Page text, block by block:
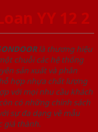
YY 12 2
là thương hiệu
chuỗi các hệ thống
sản xuất và phân
hợp nhựa chất lượng
với mọi nhu cầu khách
có những chính sách
sự đa dạng về mẫu
giá thành.